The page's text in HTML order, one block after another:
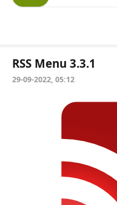
RSS Menu 3.3.1
29-09-2022, 05:12